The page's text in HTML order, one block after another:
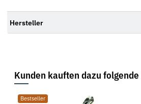
Hersteller
Kunden kauften dazu
Bestseller